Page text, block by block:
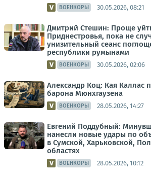
ВОЕНКОРЫ 30.05.2026, 08:21
Дмитрий Стешин: Проще
Приднестровья, пока не
унизительный сеанс
республики румынами
ВОЕНКОРЫ 30.05.2026, 02:06
Александр Коц: Кая Каллас
барона Мюнхгаузена
ВОЕНКОРЫ 28.05.2026, 14:27
Евгений Поддубный:
нанесли новые удары по
в Сумской, Харьковской,
областях
ВОЕНКОРЫ 28.05.2026, 10:12